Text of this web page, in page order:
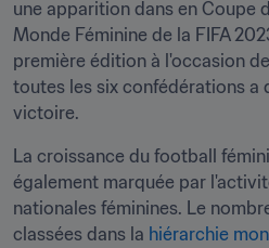
une apparition dans en Coupe
Monde Féminine de la FIFA
première édition à l'occasion
toutes les six confédérations a
victoire.
La croissance du football
également marquée par
nationales féminines. Le
classées dans la hiérarchie